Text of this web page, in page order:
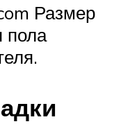
Размер
пола